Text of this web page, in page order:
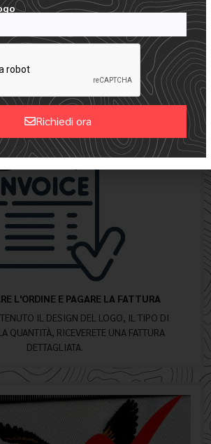
RICEVERE I VOSTRI MOCKUP
DIGITALE GRATUITO CON IL VOSTRO
L'ORDINE E PAGARE LA FATTURA
IL DESIGN DEL LOGO, IL TIPO DI
QUANTITÀ, RICEVERETE UNA FATTURA
DETTAGLIATA.
Richiedi ora